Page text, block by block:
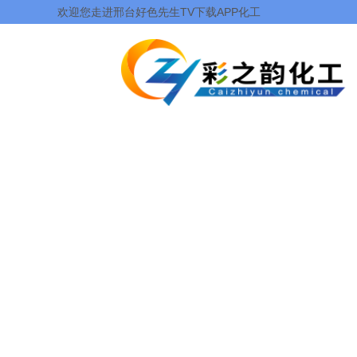
欢迎您走进邢台好色先生TV下载APP化工
科技有限公司